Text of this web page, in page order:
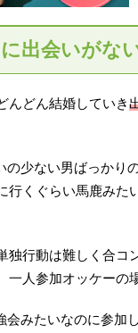
出会いがな
んどん結婚していき
の少ない男ばっかり
行くぐらい馬鹿みた
独行動は難しく合
一人参加オッケーの
会みたいなのに参加